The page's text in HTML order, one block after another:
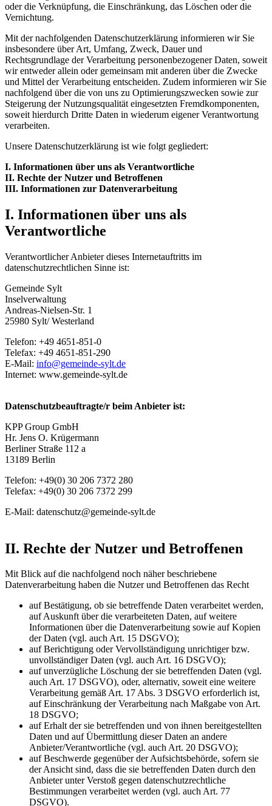
oder die Verknüpfung, die Einschränkung, das Löschen oder die
Vernichtung.
Mit der nachfolgenden Datenschutzerklärung informieren wir Sie
insbesondere über Art, Umfang, Zweck, Dauer und
Rechtsgrundlage der Verarbeitung personenbezogener Daten, soweit
wir entweder allein oder gemeinsam mit anderen über die Zwecke
und Mittel der Verarbeitung entscheiden. Zudem informieren wir Sie
nachfolgend über die von uns zu Optimierungszwecken sowie zur
Steigerung der Nutzungsqualität eingesetzten Fremdkomponenten,
soweit hierdurch Dritte Daten in wiederum eigener Verantwortung
verarbeiten.
Unsere Datenschutzerklärung ist wie folgt gegliedert:
I. Informationen über uns als Verantwortliche
II. Rechte der Nutzer und Betroffenen
III. Informationen zur Datenverarbeitung
I. Informationen über uns als
Verantwortliche
Verantwortlicher Anbieter dieses Internetauftritts im
datenschutzrechtlichen Sinne ist:
Gemeinde Sylt
Inselverwaltung
Andreas-Nielsen-Str. 1
25980 Sylt/ Westerland
Telefon: +49 4651-851-0
Telefax: +49 4651-851-290
E-Mail:
Internet: www.gemeinde-sylt.de
Datenschutzbeauftragte/r beim Anbieter ist:
KPP Group GmbH
Hr. Jens O. Krügermann
Berliner Straße 112 a
13189 Berlin
Telefon: +49(0) 30 206 7372 280
Telefax: +49(0) 30 206 7372 299
E-Mail:
II. Rechte der Nutzer und Betroffenen
Mit Blick auf die nachfolgend noch näher beschriebene
Datenverarbeitung haben die Nutzer und Betroffenen das Recht
auf Bestätigung, ob sie betreffende Daten verarbeitet werden,
auf Auskunft über die verarbeiteten Daten, auf weitere
Informationen über die Datenverarbeitung sowie auf Kopien
der Daten (vgl. auch Art. 15 DSGVO);
auf Berichtigung oder Vervollständigung unrichtiger bzw.
unvollständiger Daten (vgl. auch Art. 16 DSGVO);
auf unverzügliche Löschung der sie betreffenden Daten (vgl.
auch Art. 17 DSGVO), oder, alternativ, soweit eine weitere
Verarbeitung gemäß Art. 17 Abs. 3 DSGVO erforderlich ist,
auf Einschränkung der Verarbeitung nach Maßgabe von Art.
18 DSGVO;
auf Erhalt der sie betreffenden und von ihnen bereitgestellten
Daten und auf Übermittlung dieser Daten an andere
Anbieter/Verantwortliche (vgl. auch Art. 20 DSGVO);
auf Beschwerde gegenüber der Aufsichtsbehörde, sofern sie
der Ansicht sind, dass die sie betreffenden Daten durch den
Anbieter unter Verstoß gegen datenschutzrechtliche
Bestimmungen verarbeitet werden (vgl. auch Art. 77
DSGVO).